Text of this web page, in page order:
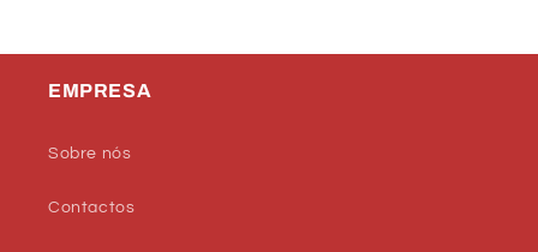
EMPRESA
Sobre nós
Contactos